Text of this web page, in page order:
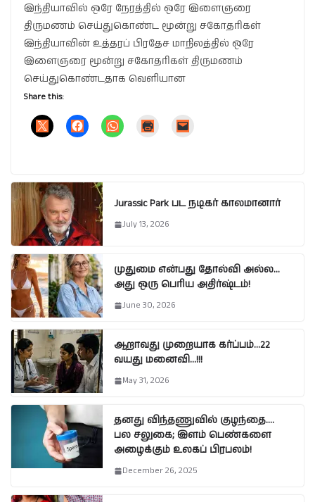
இந்தியாவில் ஒரே நேரத்தில் ஒரே இளைஞரை
திருமணம் செய்துகொண்ட மூன்று சகோதரிகள்
இந்தியாவின் உத்தரப் பிரதேச மாநிலத்தில் ஒரே
இளைஞரை மூன்று சகோதரிகள் திருமணம்
செய்துகொண்டதாக வெளியான
Share this:
Jurassic Park பட நடிகர் காலமானார்
July 13, 2026
முதுமை என்பது தோல்வி அல்ல…
அது ஒரு பெரிய அதிர்ஷ்டம்!
June 30, 2026
ஆறாவது முறையாக கர்ப்பம்…22
வயது மனைவி…!!!
May 31, 2026
தனது விந்தணுவில் குழந்தை….
பல சலுகை; இளம் பெண்களை
அழைக்கும் உலகப் பிரபலம்!
December 26, 2025